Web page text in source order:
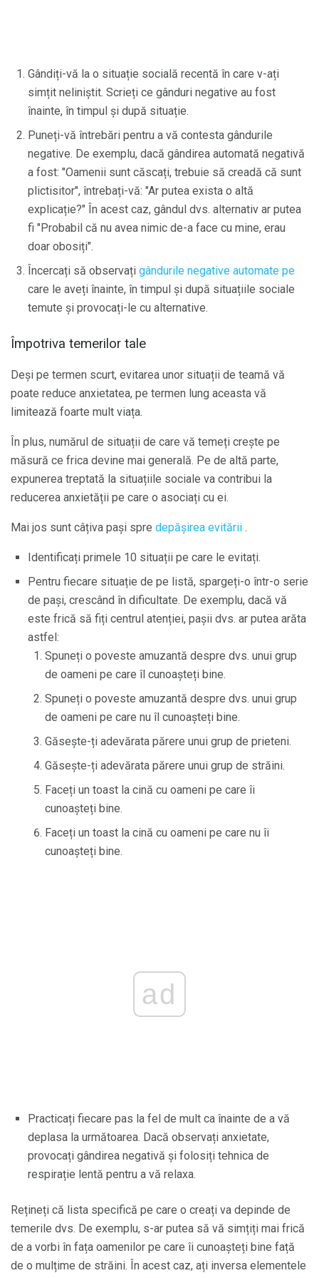
Gândiți-vă la o situație socială recentă în care v-ați
simțit neliniștit. Scrieți ce gânduri negative au fost
înainte, în timpul și după situație.
Puneți-vă întrebări pentru a vă contesta gândurile
negative. De exemplu, dacă gândirea automată negativă
a fost: "Oamenii sunt căscați, trebuie să creadă că sunt
plictisitor", întrebați-vă: "Ar putea exista o altă
explicație?" În acest caz, gândul dvs. alternativ ar putea
fi "Probabil că nu avea nimic de-a face cu mine, erau
doar obosiți".
Încercați să observați gândurile negative automate pe
care le aveți înainte, în timpul și după situațiile sociale
temute și provocați-le cu alternative.
Împotriva temerilor tale
Deși pe termen scurt, evitarea unor situații de teamă vă
poate reduce anxietatea, pe termen lung aceasta vă
limitează foarte mult viața.
În plus, numărul de situații de care vă temeți crește pe
măsură ce frica devine mai generală. Pe de altă parte,
expunerea treptată la situațiile sociale va contribui la
reducerea anxietății pe care o asociați cu ei.
Mai jos sunt câțiva pași spre depășirea evitării .
Identificați primele 10 situații pe care le evitați.
Pentru fiecare situație de pe listă, spargeți-o într-o serie
de pași, crescând în dificultate. De exemplu, dacă vă
este frică să fiți centrul atenției, pașii dvs. ar putea arăta
astfel:
Spuneți o poveste amuzantă despre dvs. unui grup
de oameni pe care îl cunoașteți bine.
Spuneți o poveste amuzantă despre dvs. unui grup
de oameni pe care nu îl cunoașteți bine.
Găsește-ți adevărata părere unui grup de prieteni.
Găsește-ți adevărata părere unui grup de străini.
Faceți un toast la cină cu oameni pe care îi
cunoașteți bine.
Faceți un toast la cină cu oameni pe care nu îi
cunoașteți bine.
ad
Practicați fiecare pas la fel de mult ca înainte de a vă
deplasa la următoarea. Dacă observați anxietate,
provocați gândirea negativă și folosiți tehnica de
respirație lentă pentru a vă relaxa.
Rețineți că lista specifică pe care o creați va depinde de
temerile dvs. De exemplu, s-ar putea să vă simțiți mai frică
de a vorbi în fața oamenilor pe care îi cunoașteți bine față
de o mulțime de străini. În acest caz, ați inversa elementele